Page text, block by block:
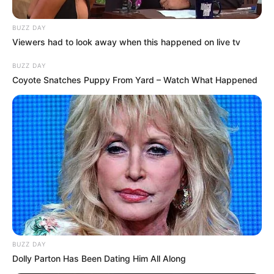
They're Unbearable! 9 Movie Characters You
BRAINBERRIES
Critics Were Impressed By The Way She Portrayed
BUZZ DAY
Viewers had to look away when this happened on live tv
BUZZ DAY
Coyote Snatches Puppy From Yard – Watch What Happened
BUZZ DAY
Dolly Parton Has Been Dating Him All Along